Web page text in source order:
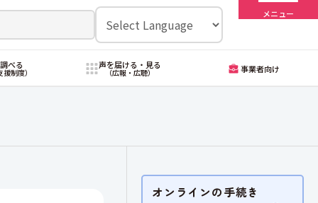
メニュー
べる
援制度）
声を届ける・見る
（広報・広聴） 事業者向け
オンラインの手続き